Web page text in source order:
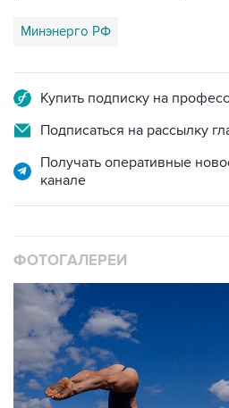
Минэнерго РФ
Купить подписку на
Подписаться на рассылку
Получать оперативные
канале
ФОТОГАЛЕРЕИ